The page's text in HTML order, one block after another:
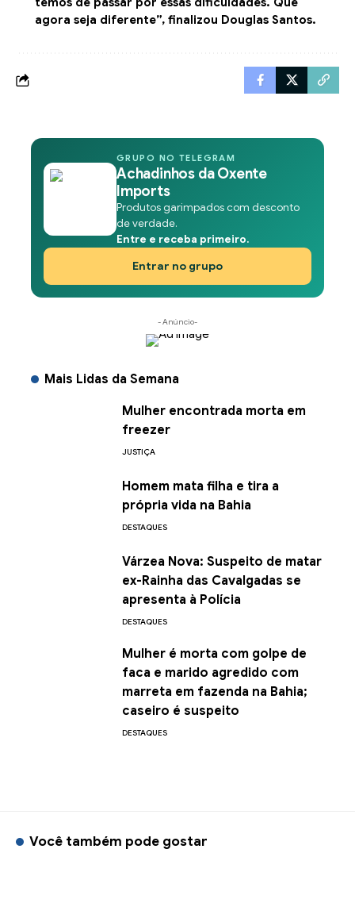
agora seja diferente”, finalizou Douglas Santos.
GRUPO NO TELEGRAM
Achadinhos da Oxente
Imports
Produtos garimpados com desconto
de verdade.
Entre e receba primeiro.
Entrar no grupo
- Anúncio-
Mais Lidas da Semana
Mulher encontrada morta em
freezer
JUSTIÇA
Homem mata filha e tira a
própria vida na Bahia
DESTAQUES
Várzea Nova: Suspeito de matar
ex-Rainha das Cavalgadas se
apresenta à Polícia
DESTAQUES
Mulher é morta com golpe de
faca e marido agredido com
marreta em fazenda na Bahia;
caseiro é suspeito
DESTAQUES
Você também pode gostar